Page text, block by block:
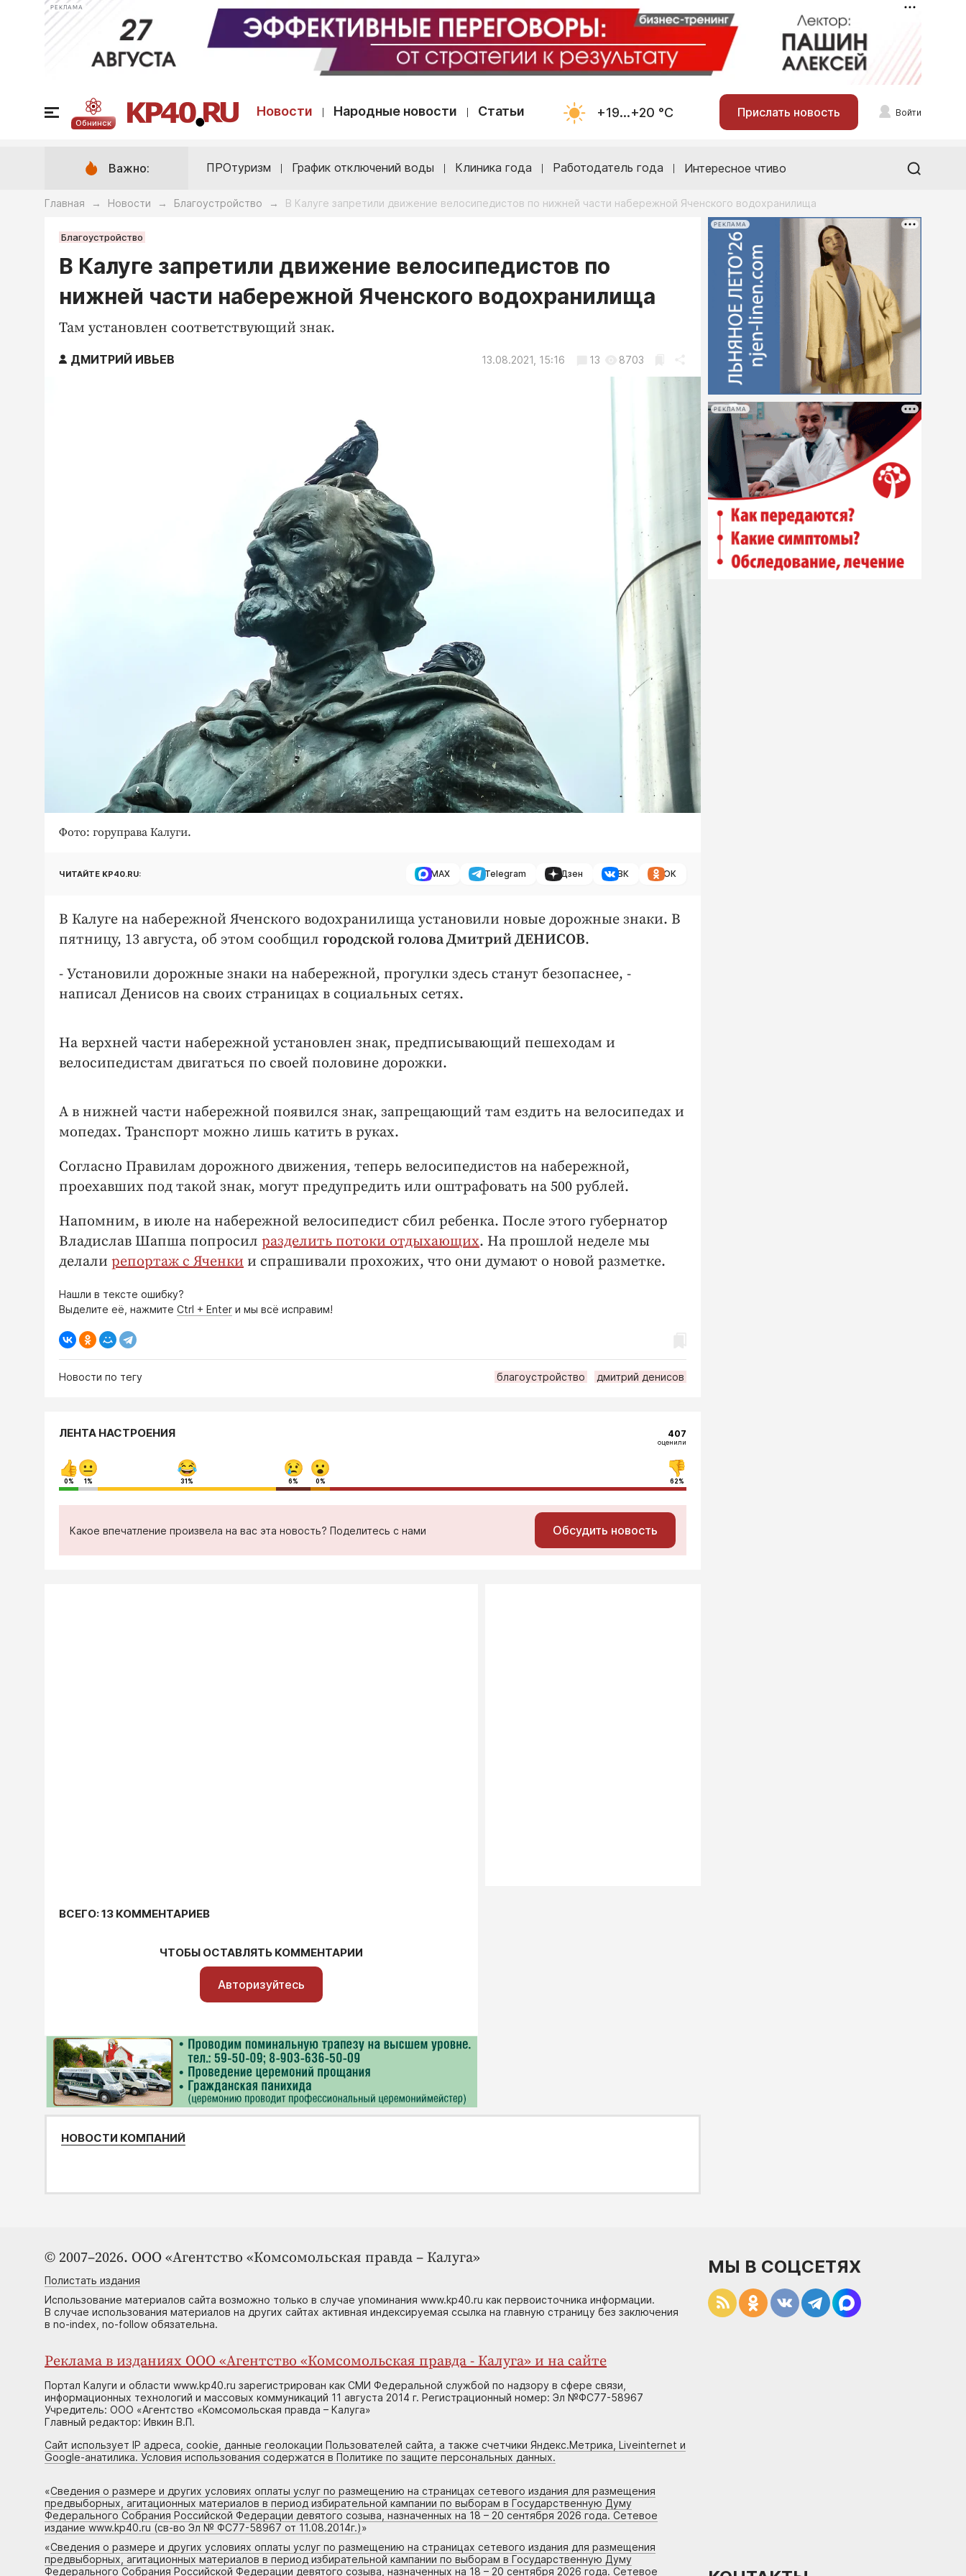
РЕКЛАМА
Обнинск
Новости Народные новости Статьи +19...+20 °С Прислать новость Войти
Важно: ПРОтуризм График отключений воды Клиника года Работодатель года Интересное чтиво
Главная → Новости → Благоустройство → В Калуге запретили движение велосипедистов по нижней части набережной Яченского водохранилища
Благоустройство
В Калуге запретили движение велосипедистов по
нижней части набережной Яченского водохранилища
Там установлен соответствующий знак.
ДМИТРИЙ ИВЬЕВ 13.08.2021, 15:16 13 8703
Фото: горуправа Калуги.
ЧИТАЙТЕ KP40.RU: MAX Telegram Дзен ВК ОК
В Калуге на набережной Яченского водохранилища установили новые дорожные знаки. В
пятницу, 13 августа, об этом сообщил городской голова Дмитрий ДЕНИСОВ.
- Установили дорожные знаки на набережной, прогулки здесь станут безопаснее, -
написал Денисов на своих страницах в социальных сетях.
На верхней части набережной установлен знак, предписывающий пешеходам и
велосипедистам двигаться по своей половине дорожки.
А в нижней части набережной появился знак, запрещающий там ездить на велосипедах и
мопедах. Транспорт можно лишь катить в руках.
Согласно Правилам дорожного движения, теперь велосипедистов на набережной,
проехавших под такой знак, могут предупредить или оштрафовать на 500 рублей.
Напомним, в июле на набережной велосипедист сбил ребенка. После этого губернатор
Владислав Шапша попросил разделить потоки отдыхающих. На прошлой неделе мы
делали репортаж с Яченки и спрашивали прохожих, что они думают о новой разметке.
Нашли в тексте ошибку?
Выделите её, нажмите Ctrl + Enter и мы всё исправим!
Новости по тегу благоустройство дмитрий денисов
РЕКЛАМА
РЕКЛАМА
ЛЕНТА НАСТРОЕНИЯ 407
оценили
0% 1% 31% 6% 0% 62%
Какое впечатление произвела на вас эта новость? Поделитесь с нами Обсудить новость
ВСЕГО: 13 КОММЕНТАРИЕВ
ЧТОБЫ ОСТАВЛЯТЬ КОММЕНТАРИИ
Авторизуйтесь
НОВОСТИ КОМПАНИЙ
© 2007–2026. ООО «Агентство «Комсомольская правда – Калуга»
Полистать издания
Использование материалов сайта возможно только в случае упоминания www.kp40.ru как первоисточника информации.
В случае использования материалов на других сайтах активная индексируемая ссылка на главную страницу без заключения
в no-index, no-follow обязательна.
Реклама в изданиях ООО «Агентство «Комсомольская правда - Калуга» и на сайте
Портал Калуги и области www.kp40.ru зарегистрирован как СМИ Федеральной службой по надзору в сфере связи,
информационных технологий и массовых коммуникаций 11 августа 2014 г. Регистрационный номер: Эл №ФС77-58967
Учредитель: ООО «Агентство «Комсомольская правда – Калуга»
Главный редактор: Ивкин В.П.
Сайт использует IP адреса, cookie, данные геолокации Пользователей сайта, а также счетчики Яндекс.Метрика, Liveinternet и
Google-анатилика. Условия использования содержатся в Политике по защите персональных данных.
«Сведения о размере и других условиях оплаты услуг по размещению на страницах сетевого издания для размещения
предвыборных, агитационных материалов в период избирательной кампании по выборам в Государственную Думу
Федерального Собрания Российской Федерации девятого созыва, назначенных на 18 – 20 сентября 2026 года. Сетевое
издание www.kp40.ru (св-во Эл № ФС77-58967 от 11.08.2014г.)»
«Сведения о размере и других условиях оплаты услуг по размещению на страницах сетевого издания для размещения
предвыборных, агитационных материалов в период избирательной кампании по выборам в Государственную Думу
Федерального Собрания Российской Федерации девятого созыва, назначенных на 18 – 20 сентября 2026 года. Сетевое
МЫ В СОЦСЕТЯХ